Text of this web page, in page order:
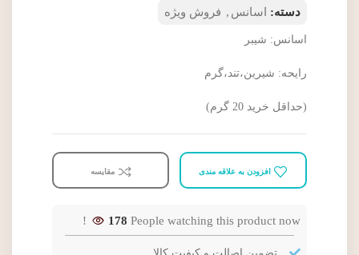
دسته: اسانس , فروش ویژه
اسانس: شیبر
رایحه: شیرین،تند،گرم
(حداقل خرید 20 گرم)
افزودن به علاقه مندی مقایسه
178 People watching this product now!